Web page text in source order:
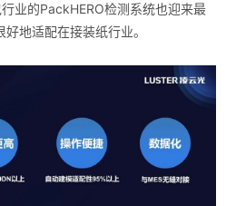
业的PackHERO检测系统也迎来最
地适配在接装纸行业。